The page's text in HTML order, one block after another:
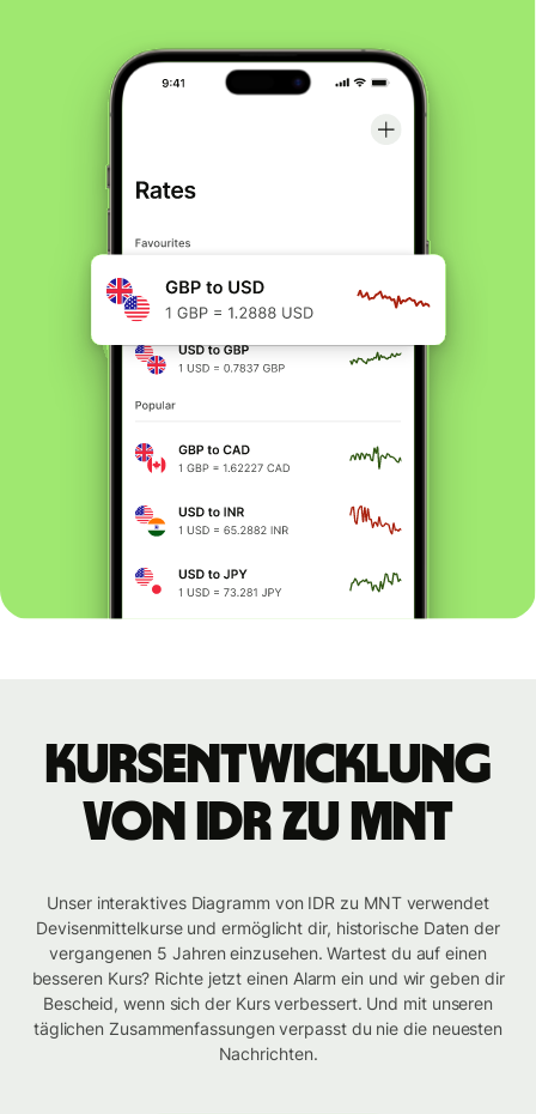
Kursentwicklung
von IDR zu MNT
Unser interaktives Diagramm von IDR zu MNT verwendet
Devisenmittelkurse und ermöglicht dir, historische Daten der
vergangenen 5 Jahren einzusehen. Wartest du auf einen
besseren Kurs? Richte jetzt einen Alarm ein und wir geben dir
Bescheid, wenn sich der Kurs verbessert. Und mit unseren
täglichen Zusammenfassungen verpasst du nie die neuesten
Nachrichten.